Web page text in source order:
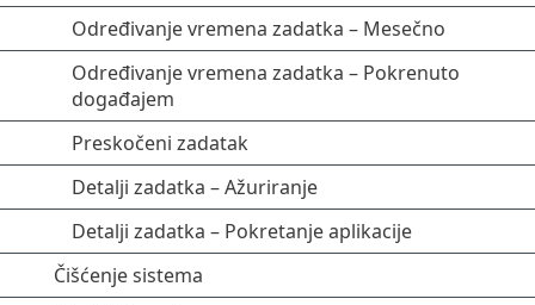
Određivanje vremena zadatka – Mesečno
Određivanje vremena zadatka – Pokrenuto
događajem
Preskočeni zadatak
Detalji zadatka – Ažuriranje
Detalji zadatka – Pokretanje aplikacije
Čišćenje sistema